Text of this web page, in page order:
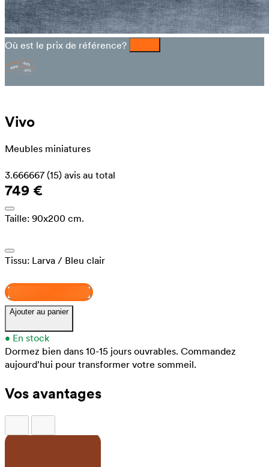
Où est le prix de référence?
Vivo
Meubles miniatures
3.666667 (15) avis au total
749 €
Taille: 90x200 cm.
Tissu: Larva / Bleu clair
Ajouter au panier
• En stock
Dormez bien dans 10-15 jours ouvrables. Commandez
aujourd'hui pour transformer votre sommeil.
Vos avantages